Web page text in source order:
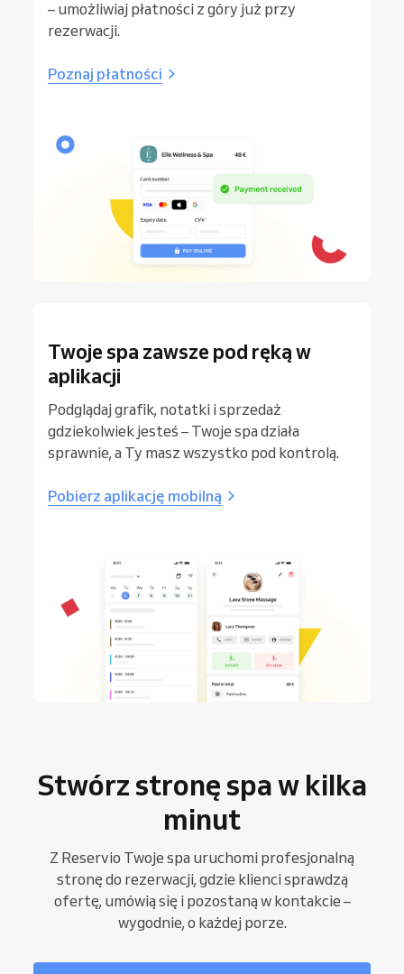
– umożliwiaj płatności z góry już przy
rezerwacji.
Poznaj płatności
Twoje spa zawsze pod ręką w
aplikacji
Podglądaj grafik, notatki i sprzedaż
gdziekolwiek jesteś – Twoje spa działa
sprawnie, a Ty masz wszystko pod kontrolą.
Pobierz aplikację mobilną
Stwórz stronę spa w kilka
minut
Z Reservio Twoje spa uruchomi profesjonalną
stronę do rezerwacji, gdzie klienci sprawdzą
ofertę, umówią się i pozostaną w kontakcie –
wygodnie, o każdej porze.